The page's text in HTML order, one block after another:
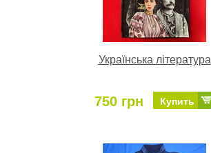
Українська література
750 грн Купить